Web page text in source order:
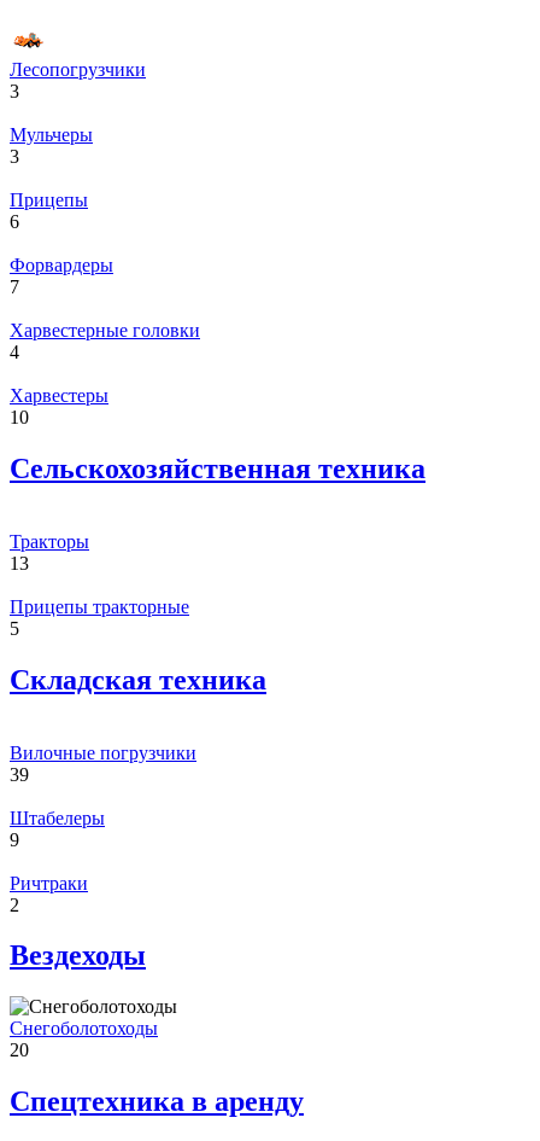
Лесопогрузчики
3
Мульчеры
3
Прицепы
6
Форвардеры
7
Харвестерные головки
4
Харвестеры
10
Сельскохозяйственная техника
Тракторы
13
Прицепы тракторные
5
Складская техника
Вилочные погрузчики
39
Штабелеры
9
Ричтраки
2
Вездеходы
Снегоболотоходы
20
Спецтехника в аренду